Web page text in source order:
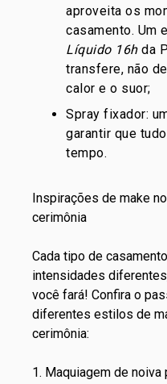
aproveita os
casamento. Um
Líquido 16hda
transfere, não
calor e o suor;
Spray fixador:
garantir que
tempo.
Inspirações de make
cerimônia
Cada tipo de
intensidades
você fará! Confira o
diferentes estilos de
cerimônia:
1. Maquiagem de noiva